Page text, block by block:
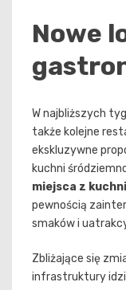
Nowe
W najbliższych
także kolejne
ekskluzywne
kuchni
miejsca z
pewnością
smaków i
Zbliżające się
infrastruktury